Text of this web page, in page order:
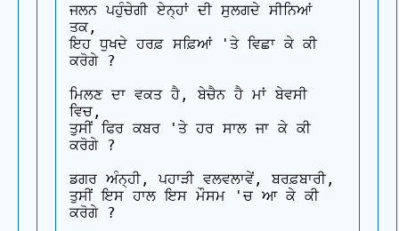
ਜਲਨ ਪਹੁੰਚੇਗੀ ਏਨ੍ਹਾਂ ਦੀ ਸੁਲਗਦੇ ਸੀਨਿਆਂ
ਤਕ,
ਇਹ ਧੁਖਦੇ ਹਰਫ਼ ਸਫ਼ਿਆਂ 'ਤੇ ਵਿਛਾ ਕੇ ਕੀ
ਕਰੋਗੇ ?
ਮਿਲਣ ਦਾ ਵਕਤ ਹੈ, ਬੇਚੈਨ ਹੈ ਮਾਂ ਬੇਵਸੀ
ਵਿਚ,
ਤੁਸੀਂ ਫਿਰ ਕਬਰ 'ਤੇ ਹਰ ਸਾਲ ਜਾ ਕੇ ਕੀ
ਕਰੋਗੇ ?
ਡਗਰ ਅੰਨ੍ਹੀ, ਪਹਾੜੀ ਵਲਵਲਾਵੇਂ, ਬਰਫ਼ਬਾਰੀ,
ਤੁਸੀਂ ਇਸ ਹਾਲ ਇਸ ਮੌਸਮ 'ਚ ਆ ਕੇ ਕੀ
ਕਰੋਗੇ ?